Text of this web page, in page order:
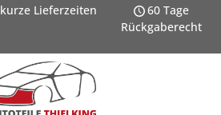
kurze Lieferzeiten
60 Tage
Rückgaberecht